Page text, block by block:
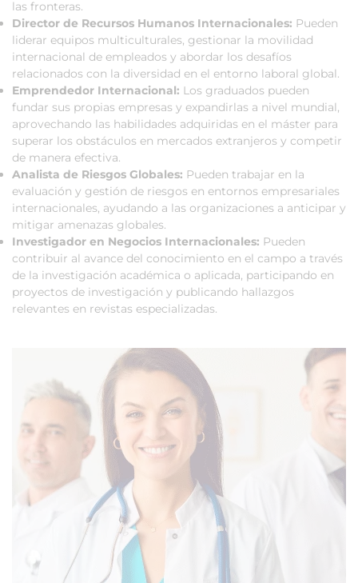
las fronteras.
Director de Recursos Humanos Internacionales: Pueden
liderar equipos multiculturales, gestionar la movilidad
internacional de empleados y abordar los desafíos
relacionados con la diversidad en el entorno laboral global.
Emprendedor Internacional: Los graduados pueden
fundar sus propias empresas y expandirlas a nivel mundial,
aprovechando las habilidades adquiridas en el máster para
superar los obstáculos en mercados extranjeros y competir
de manera efectiva.
Analista de Riesgos Globales: Pueden trabajar en la
evaluación y gestión de riesgos en entornos empresariales
internacionales, ayudando a las organizaciones a anticipar y
mitigar amenazas globales.
Investigador en Negocios Internacionales: Pueden
contribuir al avance del conocimiento en el campo a través
de la investigación académica o aplicada, participando en
proyectos de investigación y publicando hallazgos
relevantes en revistas especializadas.